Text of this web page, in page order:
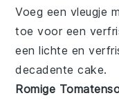
Voeg een vleugje
toe voor een
een lichte en
decadentecake.
Romige